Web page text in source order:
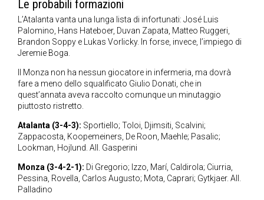
Le probabili formazioni
L’Atalanta vanta una lunga lista di infortunati: José Luis
Palomino, Hans Hateboer, Duvan Zapata, Matteo Ruggeri,
Brandon Soppy e Lukas Vorlicky. In forse, invece, l’impiego di
Jeremie Boga.
Il Monza non ha nessun giocatore in infermeria, ma dovrà
fare a meno dello squalificato Giulio Donati, che in
quest’annata aveva raccolto comunque un minutaggio
piuttosto ristretto.
Atalanta (3-4-3): Sportiello; Toloi, Djimsiti, Scalvini;
Zappacosta, Koopemeiners, De Roon, Maehle; Pasalic;
Lookman, Hojlund. All. Gasperini
Monza (3-4-2-1): Di Gregorio; Izzo, Marí, Caldirola; Ciurria,
Pessina, Rovella, Carlos Augusto; Mota, Caprari; Gytkjaer. All.
Palladino